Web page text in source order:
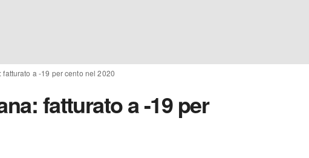
a -19 per cento nel 2020
fatturato a -19 per